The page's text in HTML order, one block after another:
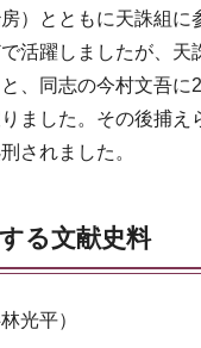
）とともに天誅組に
活躍しましたが、天
、同志の今村文吾に
ました。その後捕え
されました。
る文献史料
光平）